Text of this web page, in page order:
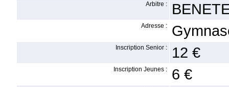
Arbitre :
Adresse :
Inscription Senior : 12 €
Inscription Jeunes : 6 €